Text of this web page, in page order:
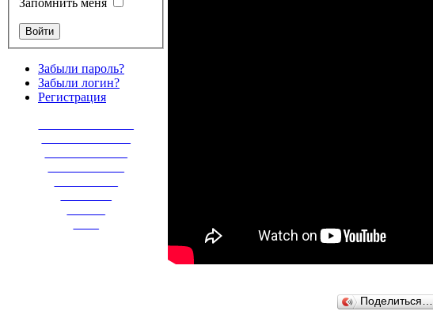
Забыли пароль?
Забыли логин?
Регистрация
Поделиться…